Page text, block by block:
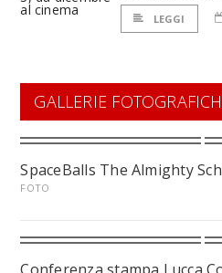
LEGGI
GALLERIE
SpaceBalls The Almighty
FOTO